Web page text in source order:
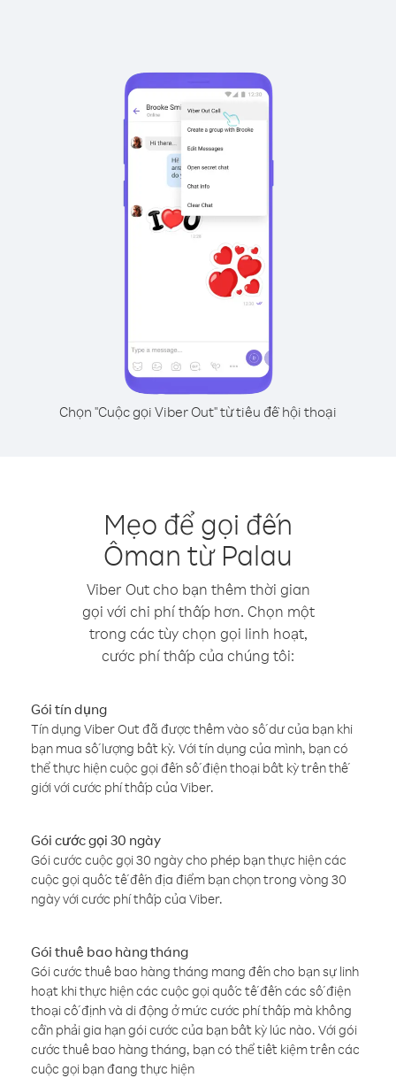
Chọn "Cuộc gọi Viber Out" từ tiêu đề hội thoại
Mẹo để gọi đến
Ôman từ Palau
Viber Out cho bạn thêm thời gian
gọi với chi phí thấp hơn. Chọn một
trong các tùy chọn gọi linh hoạt,
cước phí thấp của chúng tôi:
Gói tín dụng
Tín dụng Viber Out đã được thêm vào số dư của bạn khi
bạn mua số lượng bất kỳ. Với tín dụng của mình, bạn có
thể thực hiện cuộc gọi đến số điện thoại bất kỳ trên thế
giới với cước phí thấp của Viber.
Gói cước gọi 30 ngày
Gói cước cuộc gọi 30 ngày cho phép bạn thực hiện các
cuộc gọi quốc tế đến địa điểm bạn chọn trong vòng 30
ngày với cước phí thấp của Viber.
Gói thuê bao hàng tháng
Gói cước thuê bao hàng tháng mang đến cho bạn sự linh
hoạt khi thực hiện các cuộc gọi quốc tế đến các số điện
thoại cố định và di động ở mức cước phí thấp mà không
cần phải gia hạn gói cước của bạn bất kỳ lúc nào. Với gói
cước thuê bao hàng tháng, bạn có thể tiết kiệm trên các
cuộc gọi bạn đang thực hiện